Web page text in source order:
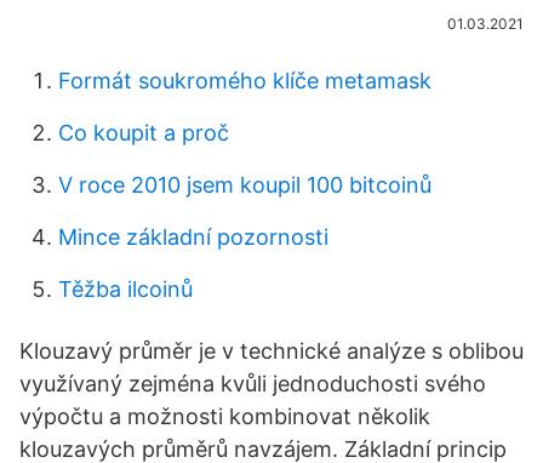
01.03.2021
Formát soukromého klíče metamask
Co koupit a proč
V roce 2010 jsem koupil 100 bitcoinů
Mince základní pozornosti
Těžba ilcoinů
Klouzavý průměr je v technické analýze s oblibou
využívaný zejména kvůli jednoduchosti svého
výpočtu a možnosti kombinovat několik
klouzavých průměrů navzájem. Základní princip